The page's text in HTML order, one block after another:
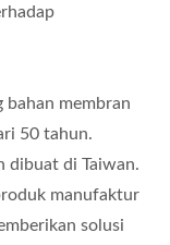
bahan membran
50 tahun.
dibuat di Taiwan.
manufaktur
solusi